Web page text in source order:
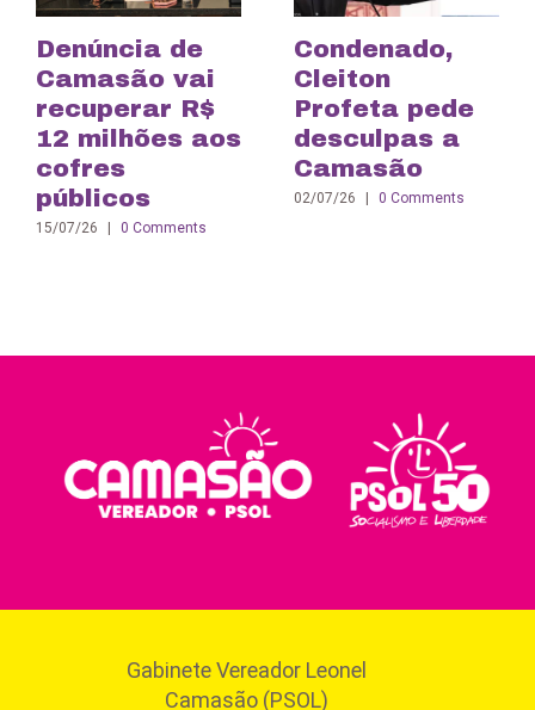
Denúncia de
Camasão vai
recuperar R$
12 milhões aos
cofres
públicos
15/07/26 0 Comments
Condenado,
Cleiton
Profeta pede
desculpas a
Camasão
02/07/26 0 Comments
Gabinete Vereador Leonel
Camasão (PSOL)